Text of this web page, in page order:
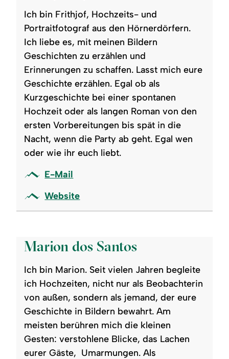
Ich bin Frithjof, Hochzeits- und
Portraitfotograf aus den Hörnerdörfern.
Ich liebe es, mit meinen Bildern
Geschichten zu erzählen und
Erinnerungen zu schaffen. Lasst mich eure
Geschichte erzählen. Egal ob als
Kurzgeschichte bei einer spontanen
Hochzeit oder als langen Roman von den
ersten Vorbereitungen bis spät in die
Nacht, wenn die Party ab geht. Egal wen
oder wie ihr euch liebt.
E-Mail
Website
Marion dos Santos
Ich bin Marion. Seit vielen Jahren begleite
ich Hochzeiten, nicht nur als Beobachterin
von außen, sondern als jemand, der eure
Geschichte in Bildern bewahrt. Am
meisten berühren mich die kleinen
Gesten: verstohlene Blicke, das Lachen
eurer Gäste, Umarmungen. Als